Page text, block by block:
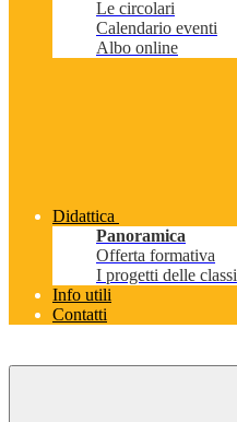
Le circolari
Calendario eventi
Albo online
Didattica
Panoramica
Offerta formativa
I progetti delle classi
Info utili
Contatti